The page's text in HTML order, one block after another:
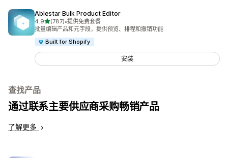
Ablestar Bulk Product Editor
4.9星（满分 5 星）
(787)
总共 787 条评论
•提供免费套餐
批量编辑产品和元字段，提供预览、排程和撤销功能
Built for Shopify
安装
查找产品
通过联系主要供应商采购畅销产品
了解更多